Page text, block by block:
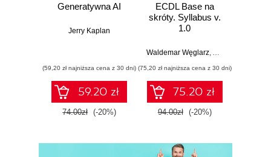
Generatywna AI
Jerry Kaplan
(59,20 zł najniższa cena z 30 dni)
59.20 zł
74.00zł (-20%)
ECDL Base na
skróty. Syllabus v.
1.0
Waldemar Węglarz,
(75,20 zł najniższa cena z 30 dni)
75.20 zł
94.00zł (-20%)